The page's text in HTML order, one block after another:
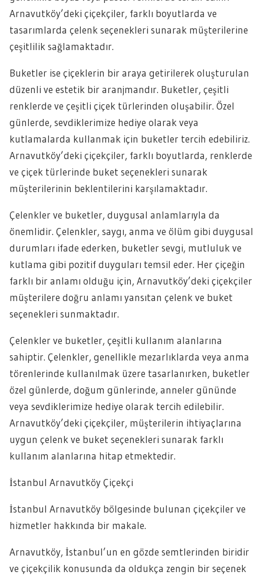
Arnavutköy’deki çiçekçiler, farklı boyutlarda ve
tasarımlarda çelenk seçenekleri sunarak müşterilerine
çeşitlilik sağlamaktadır.
Buketler ise çiçeklerin bir araya getirilerek oluşturulan
düzenli ve estetik bir aranjmandır. Buketler, çeşitli
renklerde ve çeşitli çiçek türlerinden oluşabilir. Özel
günlerde, sevdiklerimize hediye olarak veya
kutlamalarda kullanmak için buketler tercih edebiliriz.
Arnavutköy’deki çiçekçiler, farklı boyutlarda, renklerde
ve çiçek türlerinde buket seçenekleri sunarak
müşterilerinin beklentilerini karşılamaktadır.
Çelenkler ve buketler, duygusal anlamlarıyla da
önemlidir. Çelenkler, saygı, anma ve ölüm gibi duygusal
durumları ifade ederken, buketler sevgi, mutluluk ve
kutlama gibi pozitif duyguları temsil eder. Her çiçeğin
farklı bir anlamı olduğu için, Arnavutköy’deki çiçekçiler
müşterilere doğru anlamı yansıtan çelenk ve buket
seçenekleri sunmaktadır.
Çelenkler ve buketler, çeşitli kullanım alanlarına
sahiptir. Çelenkler, genellikle mezarlıklarda veya anma
törenlerinde kullanılmak üzere tasarlanırken, buketler
özel günlerde, doğum günlerinde, anneler gününde
veya sevdiklerimize hediye olarak tercih edilebilir.
Arnavutköy’deki çiçekçiler, müşterilerin ihtiyaçlarına
uygun çelenk ve buket seçenekleri sunarak farklı
kullanım alanlarına hitap etmektedir.
İstanbul Arnavutköy Çiçekçi
İstanbul Arnavutköy bölgesinde bulunan çiçekçiler ve
hizmetler hakkında bir makale.
Arnavutköy, İstanbul’un en gözde semtlerinden biridir
ve çiçekçilik konusunda da oldukça zengin bir seçenek